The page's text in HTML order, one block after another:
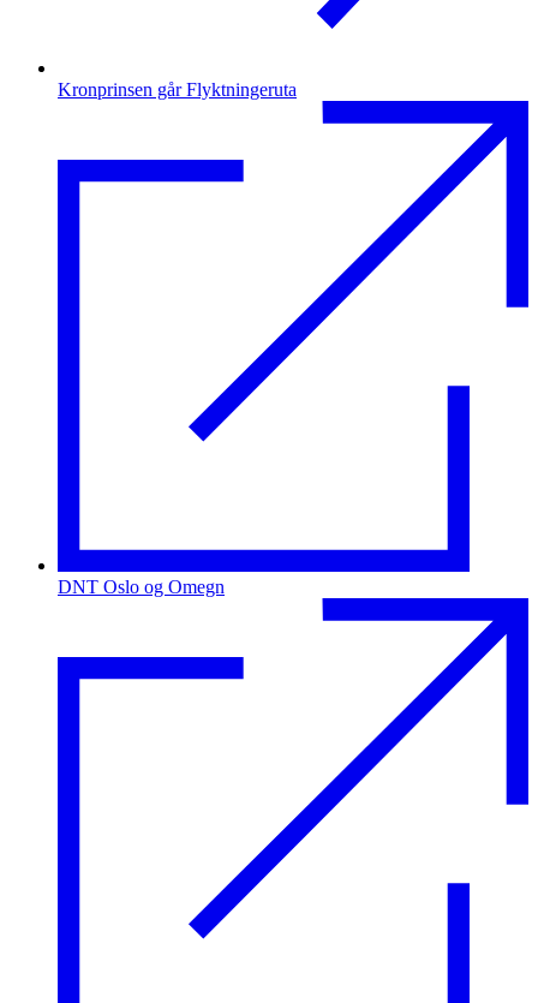
Kronprinsen går Flyktningeruta
DNT Oslo og Omegn